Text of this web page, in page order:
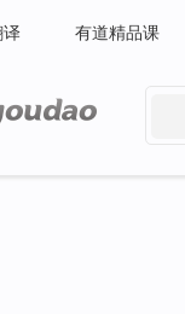
译 有道精品课